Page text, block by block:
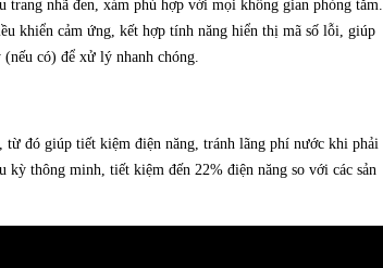
nhã đen, xám phù hợp với mọi không gian phòng tắm.
khiển cảm ứng, kết hợp tính năng hiển thị mã số lỗi, giúp
có) để xử lý nhanh chóng.
từ đó giúp tiết kiệm điện năng, tránh lãng phí nước khi phải
thông minh, tiết kiệm đến 22% điện năng so với các sản